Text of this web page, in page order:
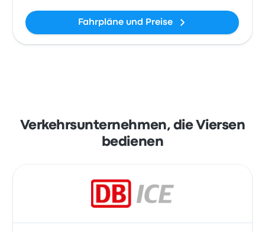
Fahrpläne und Preise
Verkehrsunternehmen, die Viersen
bedienen